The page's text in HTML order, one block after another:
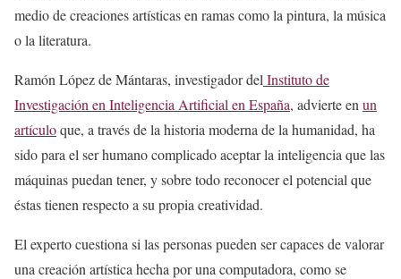
medio de creaciones artísticas en ramas como la pintura, la música
o la literatura.
Ramón López de Mántaras, investigador del Instituto de
Investigación en Inteligencia Artificial en España, advierte en un
artículoque, a través de la historia moderna de la humanidad, ha
sido para el ser humano complicado aceptar la inteligencia que las
máquinas puedan tener, y sobre todo reconocer el potencial que
éstas tienen respecto a su propia creatividad.
El experto cuestiona si las personas pueden ser capaces de valorar
una creación artística hecha por una computadora, como se